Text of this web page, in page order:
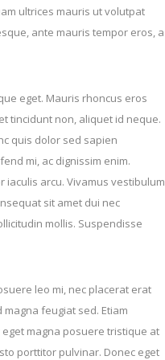
ultrices mauris ut volutpat
ante mauris tempor eros, a
eget. Mauris rhoncus eros
tincidunt non, aliquet id neque.
quis dolor sed sapien
mi, ac dignissim enim.
iaculis arcu. Vivamus vestibulum
sit amet dui nec
mollis. Suspendisse
leo mi, nec placerat erat
feugiat sed. Etiam
magna posuere tristique at
porttitor pulvinar. Donec eget